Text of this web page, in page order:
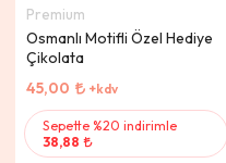
Premium
Osmanlı Motifli Özel Hediye
Çikolata
45,00
+kdv
Sepette %20 indirimle
38,88